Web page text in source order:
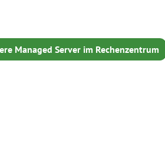
Managed Server im Rechenzentrum